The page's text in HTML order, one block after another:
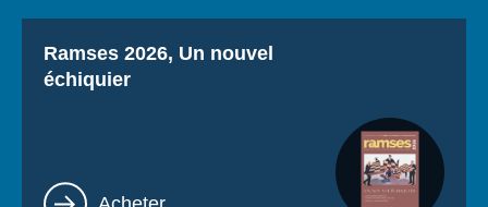
Titre
Ramses 2026, Un nouvel
échiquier